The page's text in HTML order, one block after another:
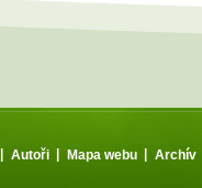
| Autoři | Mapa webu | Archív